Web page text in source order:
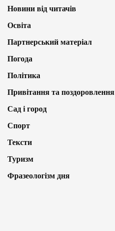
Новини від читачів
Освіта
Партнерський матеріал
Погода
Політика
Привітання та поздоровлення
Сад і город
Спорт
Тексти
Туризм
Фразеологізм дня